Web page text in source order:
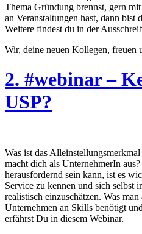
Thema Gründung brennst, gern
an Veranstaltungen hast, dann bist
Weitere findest du in der
Wir, deine neuen Kollegen, freuen
2. #webinar –
USP?
Was ist das
macht dich als UnternehmerIn
herausfordernd sein kann, ist es
Service zu kennen und sich selbst
realistisch einzuschätzen. Was
Unternehmen an Skills benötigt
erfährst Du in diesem Webinar.